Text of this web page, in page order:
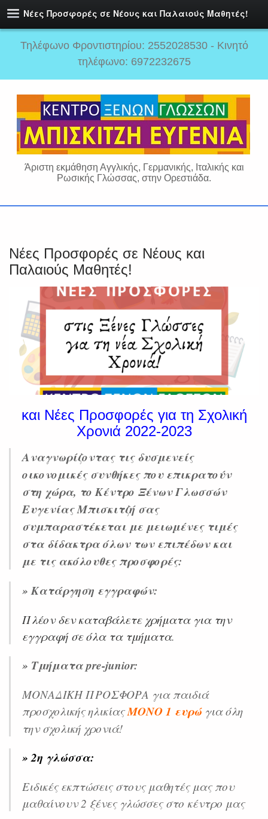
Νέες Προσφορές σε Νέους και Παλαιούς Μαθητές!
Τηλέφωνο Φροντιστηρίου: 2552028530 - Κινητό
τηλέφωνο: 6972232675
Άριστη εκμάθηση Αγγλικής, Γερμανικής, Ιταλικής και
Ρωσικής Γλώσσας, στην Ορεστιάδα.
Νέες Προσφορές σε Νέους και
Παλαιούς Μαθητές!
και Νέες Προσφορές για τη Σχολική
Χρονιά 2022-2023
Αναγνωρίζοντας τις δυσμενείς
οικονομικές συνθήκες που επικρατούν
στη χώρα, το Κέντρο Ξένων Γλωσσών
Ευγενίας Μπισκιτζή σας
συμπαραστέκεται με μειωμένες τιμές
στα δίδακτρα όλων των επιπέδων και
με τις ακόλουθες προσφορές:
» Κατάργηση εγγραφών:
Πλέον δεν καταβάλετε χρήματα για την
εγγραφή σε όλα τα τμήματα.
» Τμήματα pre-junior:
ΜΟΝΑΔΙΚΗ ΠΡΟΣΦΟΡΑ για παιδιά
προσχολικής ηλικίαςΜΟΝΟ 1 ευρώγια όλη
την σχολική χρονιά!
» 2η γλώσσα:
Ειδικές εκπτώσεις στους μαθητές μας που
μαθαίνουν 2 ξένες γλώσσες στο κέντρο μας